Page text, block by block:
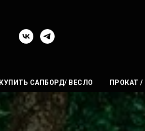
КУПИТЬ САПБОРД/ ВЕСЛО ПРОКАТ